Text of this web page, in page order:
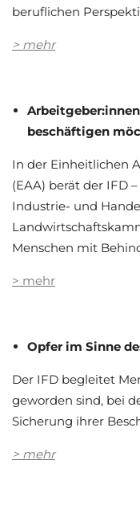
beruflichen
> mehr
beschäftigen
In der Einheitlichen
(EAA) berät der IFD
Industrie- und
Menschen mit
> mehr
Opfer im Sinne
Der IFD begleitet
geworden sind, bei
Sicherung ihrer
> mehr